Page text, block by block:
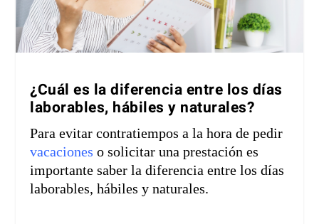
¿Cuál es la diferencia entre los días
laborables, hábiles y naturales?
Para evitar contratiempos a la hora de pedir
vacaciones o solicitar una prestación es
importante saber la diferencia entre los días
laborables, hábiles y naturales.